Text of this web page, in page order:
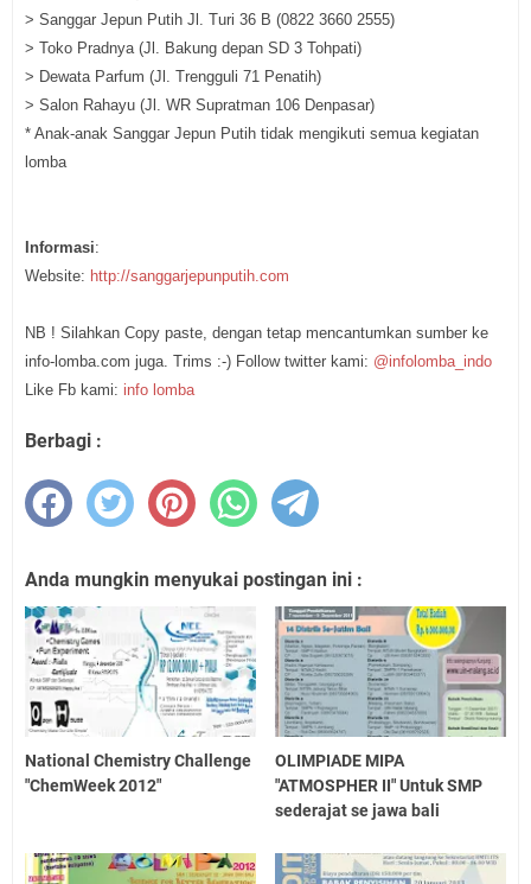
> Sanggar Jepun Putih Jl. Turi 36 B (0822 3660 2555)
> Toko Pradnya (Jl. Bakung depan SD 3 Tohpati)
> Dewata Parfum (Jl. Trengguli 71 Penatih)
> Salon Rahayu (Jl. WR Supratman 106 Denpasar)
* Anak-anak Sanggar Jepun Putih tidak mengikuti semua kegiatan
lomba
Informasi:
Website: http://sanggarjepunputih.com
NB ! Silahkan Copy paste, dengan tetap mencantumkan sumber ke
info-lomba.com juga. Trims :-) Follow twitter kami: @infolomba_indo
Like Fb kami: info lomba
Berbagi :
Anda mungkin menyukai postingan ini :
National Chemistry Challenge
"ChemWeek 2012"
OLIMPIADE MIPA
"ATMOSPHER II" Untuk SMP
sederajat se jawa bali